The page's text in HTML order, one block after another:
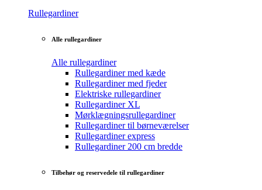
Rullegardiner
Alle rullegardiner
Alle rullegardiner
Rullegardiner med kæde
Rullegardiner med fjeder
Elektriske rullegardiner
Rullegardiner XL
Mørklægningsrullegardiner
Rullegardiner til børneværelser
Rullegardiner express
Rullegardiner 200 cm bredde
Tilbehør og reservedele til rullegardiner